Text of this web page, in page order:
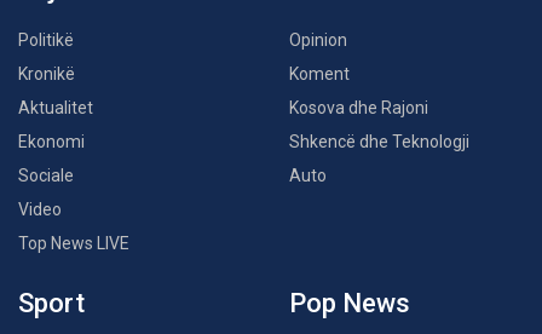
Politikë
Kronikë
Aktualitet
Ekonomi
Sociale
Video
Top News LIVE
Opinion
Koment
Kosova dhe Rajoni
Shkencë dhe Teknologji
Auto
Sport Pop News